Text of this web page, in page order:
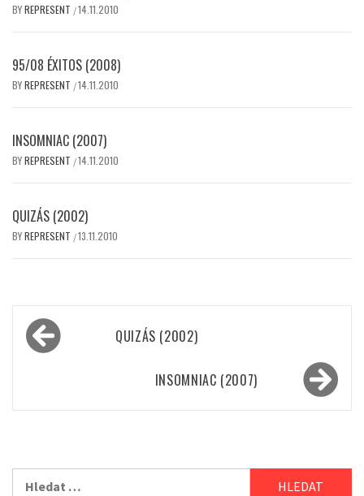
BYREPRESENT /14.11.2010
95/08 ÉXITOS (2008)
BYREPRESENT /14.11.2010
INSOMNIAC (2007)
BYREPRESENT /14.11.2010
QUIZÁS (2002)
BYREPRESENT /13.11.2010
Navigace
pro QUIZÁS (2002)
INSOMNIAC (2007)